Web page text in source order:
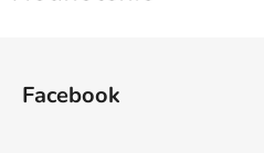
Facebook